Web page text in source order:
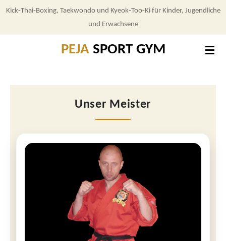
Zum
PEJASPORT GYM
Kick‑Thai‑Boxing, Taekwondo und Kyeok‑Too‑Ki für Kinder, Jugendliche
und Erwachsene
Unser Meister